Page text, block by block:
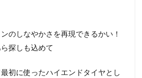
のしなやかさを再現できるかい！
探しも込めて
初に使ったハイエンドタイヤとし